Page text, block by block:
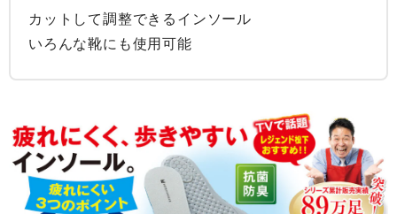
カットして調整できるインソール
いろんな靴にも使用可能